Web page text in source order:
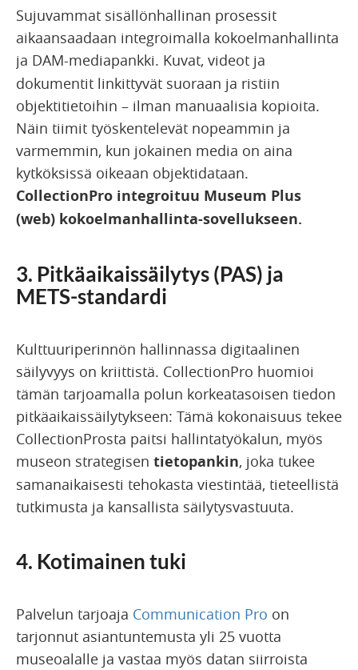
Sujuvammat sisällönhallinan prosessit
aikaansaadaan integroimalla kokoelmanhallinta
ja DAM-mediapankki. Kuvat, videot ja
dokumentit linkittyvät suoraan ja ristiin
objektitietoihin – ilman manuaalisia kopioita.
Näin tiimit työskentelevät nopeammin ja
varmemmin, kun jokainen media on aina
kytköksissä oikeaan objektidataan.
CollectionPro integroituu Museum Plus
(web) kokoelmanhallinta-sovellukseen.
3. Pitkäaikaissäilytys (PAS) ja
METS-standardi
Kulttuuriperinnön hallinnassa digitaalinen
säilyvyys on kriittistä. CollectionPro huomioi
tämän tarjoamalla polun korkeatasoisen tiedon
pitkäaikaissäilytykseen: Tämä kokonaisuus tekee
CollectionProsta paitsi hallintatyökalun, myös
museon strategisen tietopankin, joka tukee
samanaikaisesti tehokasta viestintää, tieteellistä
tutkimusta ja kansallista säilytysvastuuta.
4. Kotimainen tuki
Palvelun tarjoaja Communication Pro on
tarjonnut asiantuntemusta yli 25 vuotta
museoalalle ja vastaa myös datan siirroista